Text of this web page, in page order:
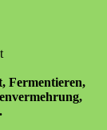
Fermentieren,